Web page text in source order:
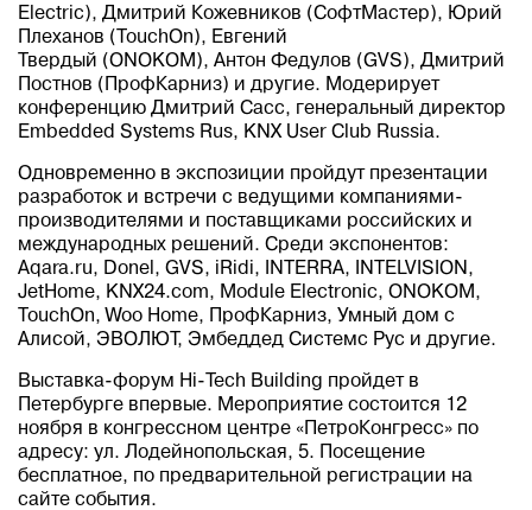
Electric), Дмитрий Кожевников (СофтМастер), Юрий
Плеханов (TouchOn), Евгений
Твердый (ONOKOM), Антон Федулов (GVS), Дмитрий
Постнов (ПрофКарниз) и другие. Модерирует
конференцию Дмитрий Сасс, генеральный директор
Embedded Systems Rus, KNX User Club Russia.
Одновременно в экспозиции пройдут презентации
разработок и встречи с ведущими компаниями-
производителями и поставщиками российских и
международных решений. Среди экспонентов:
Aqara.ru, Donel, GVS, iRidi, INTERRA, INTELVISION,
JetHome, KNX24.com, Module Electronic, ONOKOM,
TouchOn, Woo Home, ПрофКарниз, Умный дом с
Алисой, ЭВОЛЮТ, Эмбеддед Системс Рус и другие.
Выставка-форум Hi-Tech Building пройдет в
Петербурге впервые. Мероприятие состоится 12
ноября в конгрессном центре «ПетроКонгресс» по
адресу: ул. Лодейнопольская, 5. Посещение
бесплатное, по предварительной регистрации на
сайте события.